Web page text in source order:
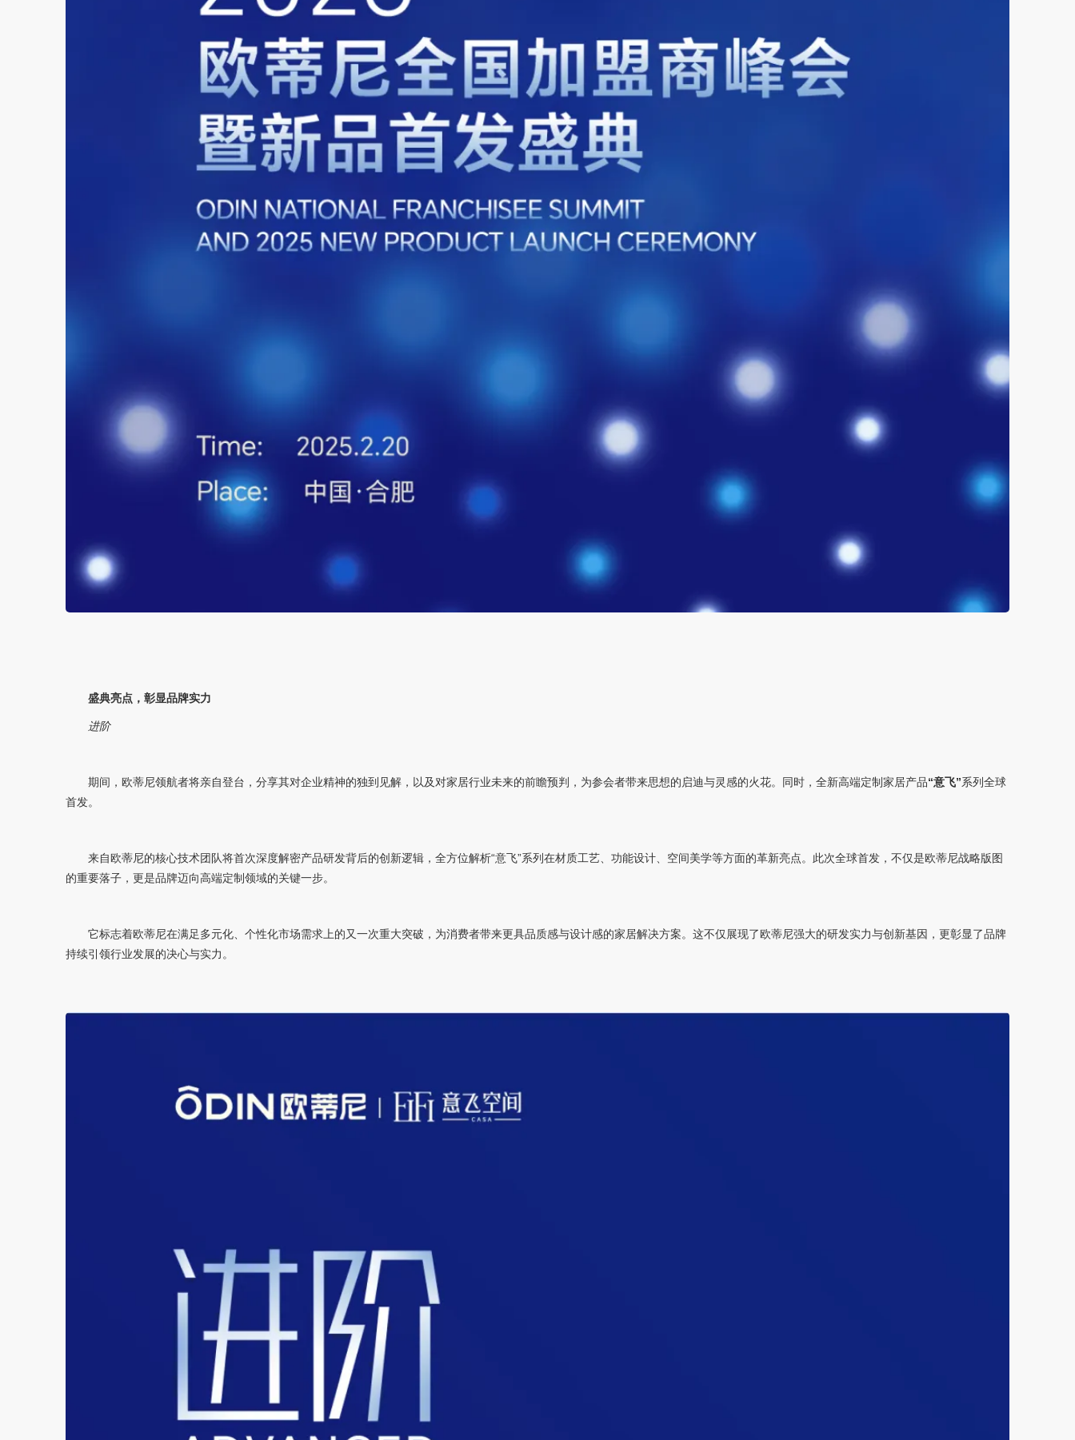
盛典亮点，彰显品牌实力
进阶
期间，欧蒂尼领航者将亲自登台，分享其对企业精神的独到见解，以及对家居行业未来的前瞻预判，为参会者带来思想的启迪与灵感的火花。同时，全新高端定制家居产品“意飞”系列全球
首发。
来自欧蒂尼的核心技术团队将首次深度解密产品研发背后的创新逻辑，全方位解析“意飞”系列在材质工艺、功能设计、空间美学等方面的革新亮点。此次全球首发，不仅是欧蒂尼战略版图
的重要落子，更是品牌迈向高端定制领域的关键一步。
它标志着欧蒂尼在满足多元化、个性化市场需求上的又一次重大突破，为消费者带来更具品质感与设计感的家居解决方案。这不仅展现了欧蒂尼强大的研发实力与创新基因，更彰显了品牌
持续引领行业发展的决心与实力。